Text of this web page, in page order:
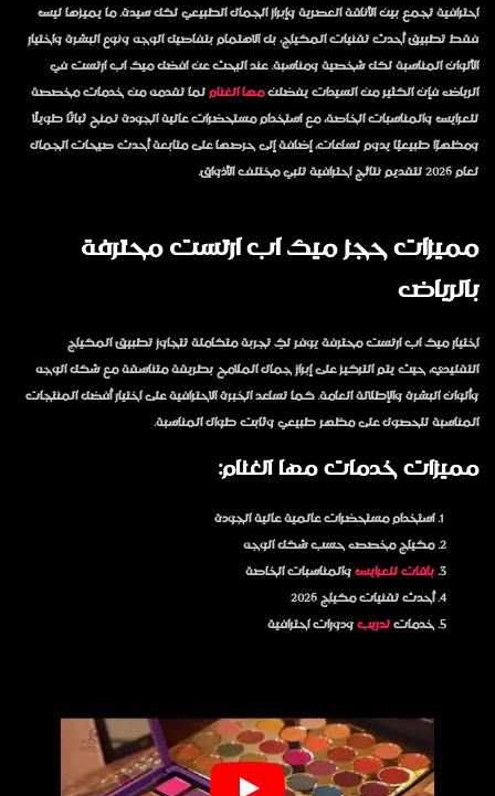
احترافية تجمع بين الأناقة العصرية وإبراز الجمال الطبيعي لكل سيدة. ما يميزها ليس
فقط تطبيق أحدث تقنيات المكياج، بل الاهتمام بتفاصيل الوجه ونوع البشرة واختيار
الألوان المناسبة لكل شخصية ومناسبة. عند البحث عنافضل ميك اب ارتست في
الرياضفإن الكثير من السيدات يفضلنمها الغناملما تقدمه من خدمات مخصصة
للعرايس والمناسبات الخاصة، مع استخدام مستحضرات عالية الجودة تمنح ثباتًا طويلًا
ومظهرًا طبيعيًا يدوم لساعات، إضافة إلى حرصها على متابعة أحدث صيحات الجمال
لعام 2026 لتقديم نتائج احترافية تلبي مختلف الأذواق.
مميزات حجز ميك اب ارتست محترفة
بالرياض
اختيار ميك اب ارتست محترفة يوفر لكِ تجربة متكاملة تتجاوز تطبيق المكياج
التقليدي، حيث يتم التركيز على إبراز جمال الملامح بطريقة متناسقة مع شكل الوجه
وألوان البشرة والإطلالة العامة. كما تساعد الخبرة الاحترافية على اختيار أفضل المنتجات
المناسبة للحصول على مظهر طبيعي وثابت طوال المناسبة.
مميزات خدمات مها الغنام:
استخدام مستحضرات عالمية عالية الجودة
مكياج مخصص حسب شكل الوجه
باقات للعرايسوالمناسبات الخاصة
أحدث تقنيات مكياج 2026
خدماتتدريبودورات احترافية